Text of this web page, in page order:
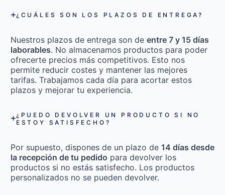
¿CUÁLES SON LOS PLAZOS DE ENTREGA?
Nuestros plazos de entrega son de entre 7 y 15 días
laborables. No almacenamos productos para poder
ofrecerte precios más competitivos. Esto nos
permite reducir costes y mantener las mejores
tarifas. Trabajamos cada día para acortar estos
plazos y mejorar tu experiencia.
¿PUEDO DEVOLVER UN PRODUCTO SI NO
ESTOY SATISFECHO?
Por supuesto, dispones de un plazo de 14 días desde
la recepción de tu pedido para devolver los
productos si no estás satisfecho. Los productos
personalizados no se pueden devolver.